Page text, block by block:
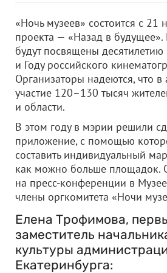
«Ночь музеев» состоится с 21
проекта — «Назад в
будут посвящены
и Году российского
Организаторы надеются, что
участие 120–130 тысяч
и области.
В этом году в мэрии решили
приложение, с помощью
составить индивидуальный
как можно больше площадок.
на пресс-конференции в
члены оргкомитета «Ночи
Елена Трофимова,
заместитель
культуры
Екатеринбурга: